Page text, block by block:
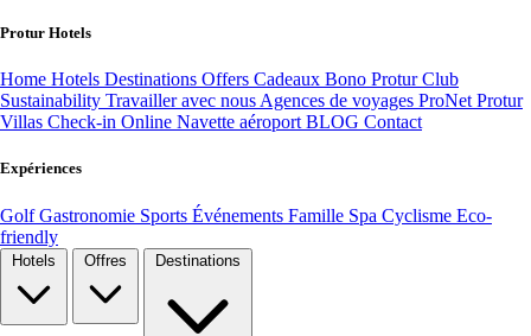
Protur Hotels
Home Hotels Destinations Offers Cadeaux Bono Protur Club
Sustainability Travailler avec nous Agences de voyages ProNet Protur
Villas Check-in Online Navette aéroport BLOG Contact
Expériences
GolfGastronomie Sports Événements Famille Spa Cyclisme Eco-
friendly